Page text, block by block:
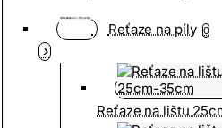
Reťaze na píly 0
Reťaze na lištu